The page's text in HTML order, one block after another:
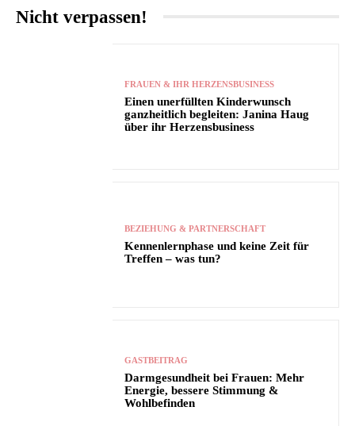
Nicht verpassen!
FRAUEN & IHR HERZENSBUSINESS
Einen unerfüllten Kinderwunsch
ganzheitlich begleiten: Janina Haug
über ihr Herzensbusiness
BEZIEHUNG & PARTNERSCHAFT
Kennenlernphase und keine Zeit für
Treffen – was tun?
GASTBEITRAG
Darmgesundheit bei Frauen: Mehr
Energie, bessere Stimmung &
Wohlbefinden